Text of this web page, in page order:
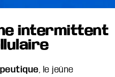
intermittent
, le jeûne